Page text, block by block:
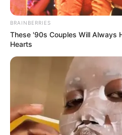
BRAINBERRIES
These '90s Couples Will Always
Hearts